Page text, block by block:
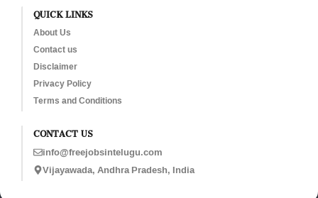
QUICK LINKS
About Us
Contact us
Disclaimer
Privacy Policy
Terms and Conditions
CONTACT US
info@freejobsintelugu.com
Vijayawada, Andhra Pradesh, India